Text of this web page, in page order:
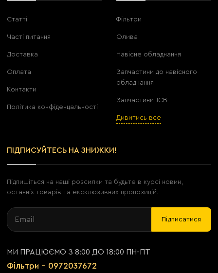
Статті
Часті питання
Доставка
Оплата
Контакти
Політика конфіденцальності
Фільтри
Олива
Навісне обладнання
Запчастини до навісного
обладнання
Запчастини JCB
Дивитись все
ПІДПИСУЙТЕСЬ НА ЗНИЖКИ!
Підпишіться на наші розсилки та будьте в курсі новин,
останніх товарів та ексклюзивних пропозицій.
Підписатися
МИ ПРАЦЮЄМО З 8:00 ДО 18:00 ПН-ПТ
Фільтри - 0972037672